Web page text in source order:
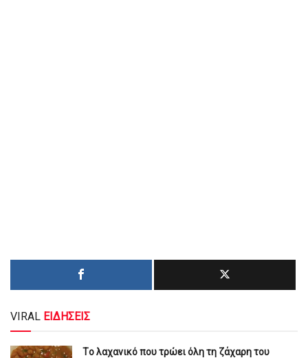
VIRAL ΕΙΔΗΣΕΙΣ
Tο λαχανικό που τρώει όλη τη ζάχαρη του